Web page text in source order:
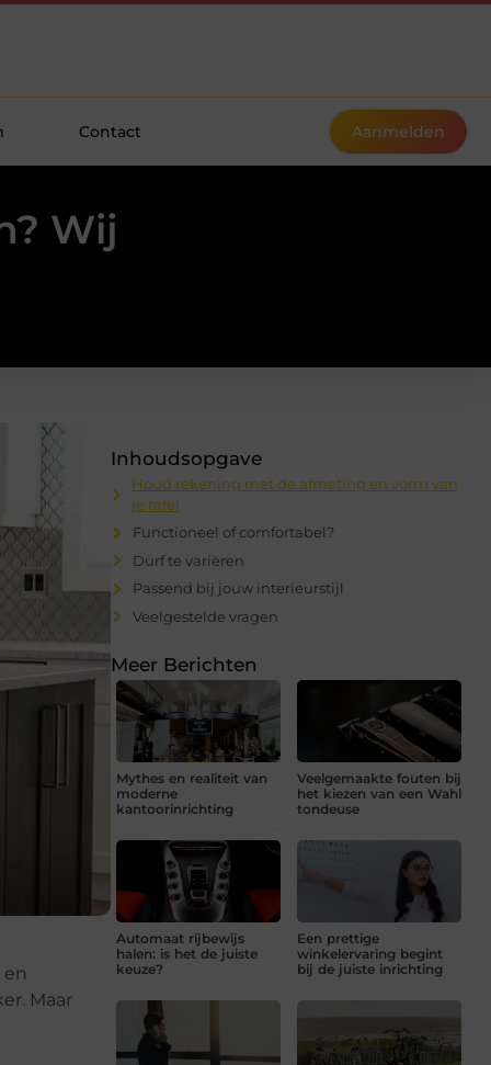
Contact Aanmelden
Wij
Maar
Inhoudsopgave
Houd rekening met de afmeting en vorm van
je tafel
Functioneel of comfortabel?
Durf te variëren
Passend bij jouw interieurstijl
Veelgestelde vragen
Meer Berichten
Mythes en realiteit van
moderne
kantoorinrichting
Veelgemaakte fouten bij
het kiezen van een Wahl
tondeuse
Automaat rijbewijs
halen: is het de juiste
keuze?
Een prettige
winkelervaring begint
bij de juiste inrichting